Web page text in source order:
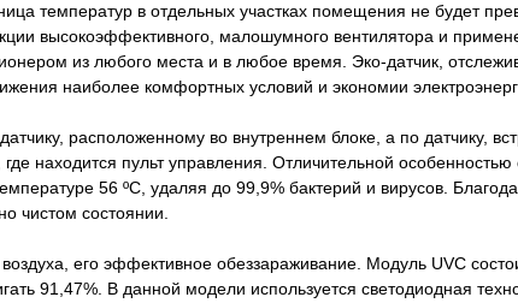
температур в отдельных участках помещения не будет
высокоэффективного, малошумного вентилятора и
из любого места и в любое время. Эко-датчик,
наиболее комфортных условий и экономии
расположенному во внутреннем блоке, а по датчику,
находится пульт управления. Отличительной
56 ºС, удаляя до 99,9% бактерий и вирусов.
чистом состоянии.
его эффективное обеззараживание. Модуль UVC
91,47%. В данной модели используется светодиодная